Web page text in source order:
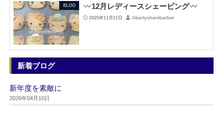
BLOG 12月レディースシェービング
2025年11月21日 libertysharebarber
新着ブログ
新年度を素敵に
2026年04月10日